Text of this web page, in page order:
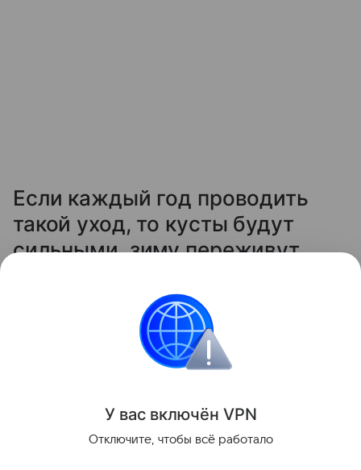
Если каждый год проводить
такой уход, то кусты будут
сильными, зиму переживут
отблагодарят вас крупной и
сладкой ягодой.
У вас включён VPN
Отключите, чтобы всё работало